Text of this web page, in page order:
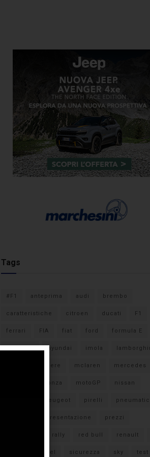
Tags
#F1 anteprima audi brembo
caratteristiche citroen ducati F1
ferrari FIA fiat ford formula E
hyundai imola
libere mclaren mercedes
monza motoGP nissan
peugeot pirelli
presentazione prezzi
rally red bull renault
sebastian vettel sicurezza sky test